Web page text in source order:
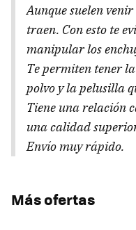
Aunque suelen
traen. Con esto te
manipular los
Te permiten tener
polvo y la pelusilla
Tiene una relación
una calidad
Envío muy rápido.
Más ofertas